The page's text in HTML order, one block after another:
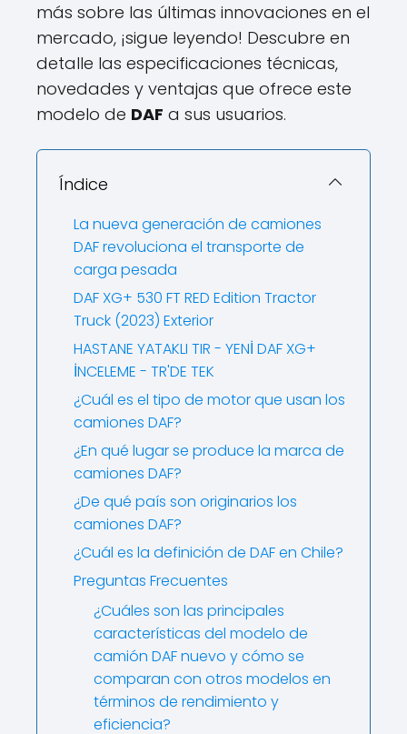
más sobre las últimas innovaciones en el
mercado, ¡sigue leyendo! Descubre en
detalle las especificaciones técnicas,
novedades y ventajas que ofrece este
modelo de DAF a sus usuarios.
Índice
La nueva generación de camiones
DAF revoluciona el transporte de
carga pesada
DAF XG+ 530 FT RED Edition Tractor
Truck (2023) Exterior
HASTANE YATAKLI TIR - YENİ DAF XG+
İNCELEME - TR'DE TEK
¿Cuál es el tipo de motor que usan los
camiones DAF?
¿En qué lugar se produce la marca de
camiones DAF?
¿De qué país son originarios los
camiones DAF?
¿Cuál es la definición de DAF en Chile?
Preguntas Frecuentes
¿Cuáles son las principales
características del modelo de
camión DAF nuevo y cómo se
comparan con otros modelos en
términos de rendimiento y
eficiencia?